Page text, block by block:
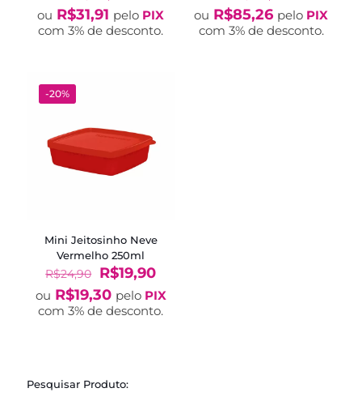
ou R$31,91 pelo PIX
com 3% de desconto.
ou R$85,26 pelo PIX
com 3% de desconto.
-20%
Mini Jeitosinho Neve
Vermelho 250ml
R$24,90
O
preço
original
era:
R$19,90O
preço
atual
é:
ou R$19,30 pelo PIX
com 3% de desconto.
Pesquisar Produto: